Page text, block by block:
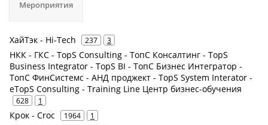
Мероприятия
ХайТэк - Hi-Tech 237 3
НКК - ГКС - TopS Consulting - ТопС Консалтинг - TopS
Business Integrator - TopS BI - ТопС Бизнес Интегратор -
ТопС ФинСистемс - АНД проджект - TopS System Interator -
eTopS Consulting - Training Line Центр бизнес-обучения
628 1
Крок - Croc 1964 1